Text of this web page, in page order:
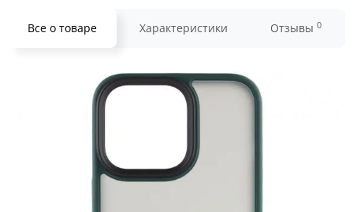
Все о товаре Характеристики Отзывы 0